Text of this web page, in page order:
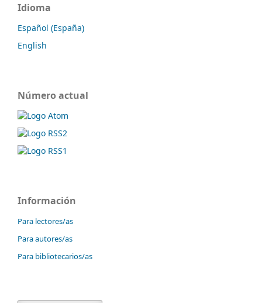
Idioma
Español (España)
English
Número actual
Información
Para lectores/as
Para autores/as
Para bibliotecarios/as